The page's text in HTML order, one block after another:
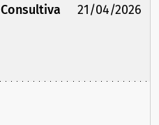
Consultiva 21/04/2026